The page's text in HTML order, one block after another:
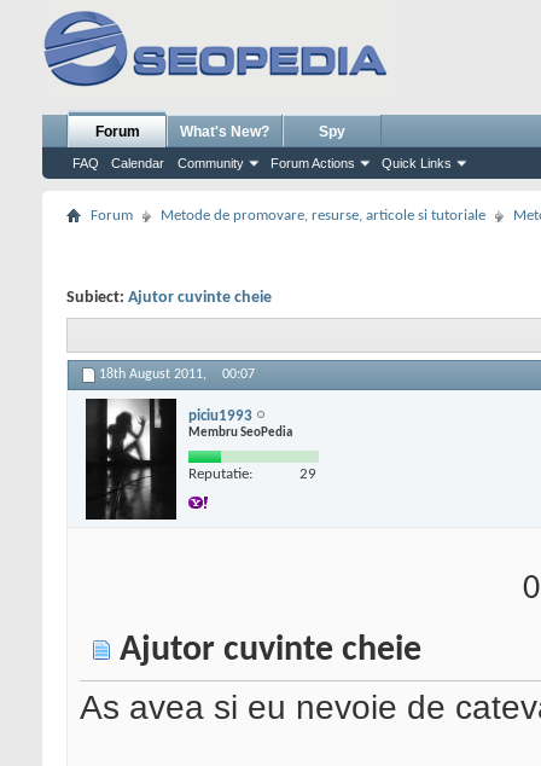
Forum
FAQ Calendar Community Forum Actions Quick Links
What's New? Spy
Forum Metode de promovare, resurse, articole si tutoriale
Subiect: Ajutor cuvinte cheie
18th August 2011, 00:07
piciu1993
Membru SeoPedia
Reputatie: 29
Ajutor cuvinte cheie
As avea si eu nevoie de